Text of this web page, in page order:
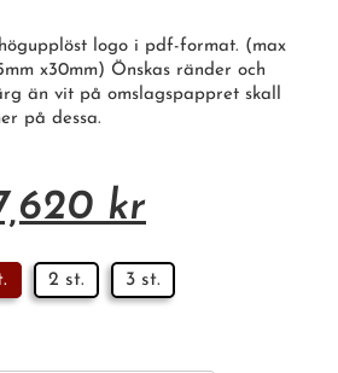
logo i pdf-format. (max
x30mm) Önskas ränder och
än vit på omslagspappret skall
på dessa.
kr
2 st. 3 st.